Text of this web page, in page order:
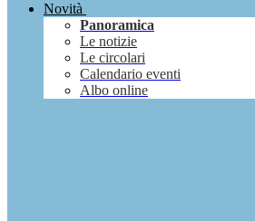
Novità
Panoramica
Le notizie
Le circolari
Calendario eventi
Albo online